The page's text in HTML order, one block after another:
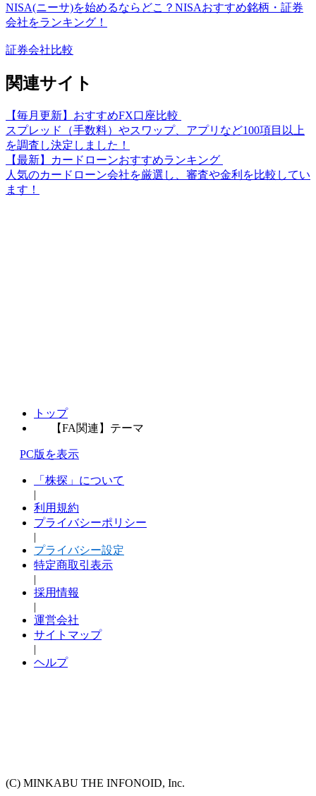
NISA(ニーサ)を始めるならどこ？NISAおすすめ銘柄・証券
会社をランキング！
証券会社比較
関連サイト
【毎月更新】おすすめFX口座比較
スプレッド（手数料）やスワップ、アプリなど100項目以上
を調査し決定しました！
【最新】カードローンおすすめランキング
人気のカードローン会社を厳選し、審査や金利を比較してい
ます！
トップ
【FA関連】テーマ
PC版を表示
「株探」について
|
利用規約
プライバシーポリシー
|
プライバシー設定
特定商取引表示
|
採用情報
|
運営会社
サイトマップ
|
ヘルプ
(C) MINKABU THE INFONOID, Inc.